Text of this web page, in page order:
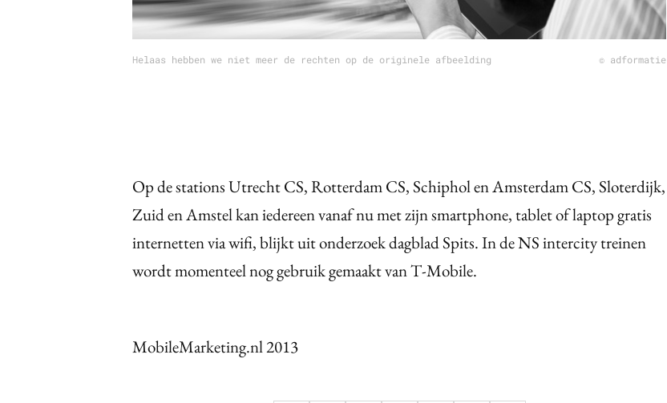
Helaas hebben we niet meer de rechten op de originele afbeelding © adformatie
Op de stations Utrecht CS, Rotterdam CS, Schiphol en Amsterdam CS, Sloterdijk,
Zuid en Amstel kan iedereen vanaf nu met zijn smartphone, tablet of laptop gratis
internetten via wifi, blijkt uit onderzoek dagblad Spits. In de NS intercity treinen
wordt momenteel nog gebruik gemaakt van T-Mobile.
MobileMarketing.nl 2013